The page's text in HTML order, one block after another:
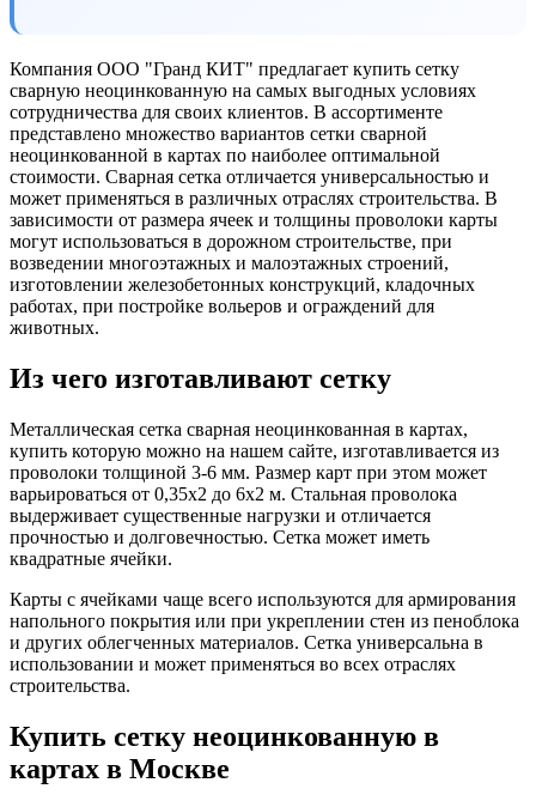
Компания ООО "Гранд КИТ" предлагает купить сетку
сварную неоцинкованную на самых выгодных условиях
сотрудничества для своих клиентов. В ассортименте
представлено множество вариантов сетки сварной
неоцинкованной в картах по наиболее оптимальной
стоимости. Сварная сетка отличается универсальностью и
может применяться в различных отраслях строительства. В
зависимости от размера ячеек и толщины проволоки карты
могут использоваться в дорожном строительстве, при
возведении многоэтажных и малоэтажных строений,
изготовлении железобетонных конструкций, кладочных
работах, при постройке вольеров и ограждений для
животных.
Из чего изготавливают сетку
Металлическая сетка сварная неоцинкованная в картах,
купить которую можно на нашем сайте, изготавливается из
проволоки толщиной 3-6 мм. Размер карт при этом может
варьироваться от 0,35х2 до 6х2 м. Стальная проволока
выдерживает существенные нагрузки и отличается
прочностью и долговечностью. Сетка может иметь
квадратные ячейки.
Карты с ячейками чаще всего используются для армирования
напольного покрытия или при укреплении стен из пеноблока
и других облегченных материалов. Сетка универсальна в
использовании и может применяться во всех отраслях
строительства.
Купить сетку неоцинкованную в
картах в Москве